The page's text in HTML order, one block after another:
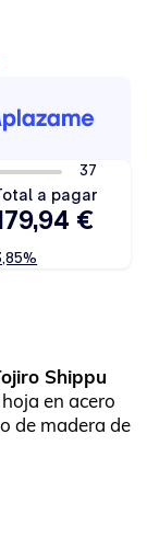
Shippu
en acero
de madera de